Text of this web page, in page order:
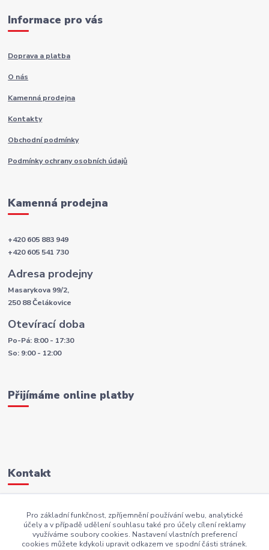
Informace pro vás
Doprava a platba
O nás
Kamenná prodejna
Kontakty
Obchodní podmínky
Podmínky ochrany osobních údajů
Kamenná prodejna
+420 605 883 949
+420 605 541 730
Adresa prodejny
Masarykova 99/2,
250 88 Čelákovice
Otevírací doba
Po-Pá: 8:00 - 17:30
So: 9:00 - 12:00
Přijímáme online platby
Kontakt
AKI.BS@seznam.cz
Pro základní funkčnost, zpříjemnění používání webu, analytické
účely a v případě udělení souhlasu také pro účely cílení reklamy
využíváme soubory cookies. Nastavení vlastních preferencí
cookies můžete kdykoli upravit odkazem ve spodní části stránek.